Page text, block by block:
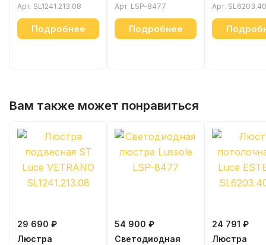
Арт. SL1241.213.08
Подробнее
Арт. LSP-8477
Подробнее
Арт.
Вам также может понравиться
29 690 ₽
Люстра
54 900 ₽
Светодиодная
24 791 ₽
Люстра